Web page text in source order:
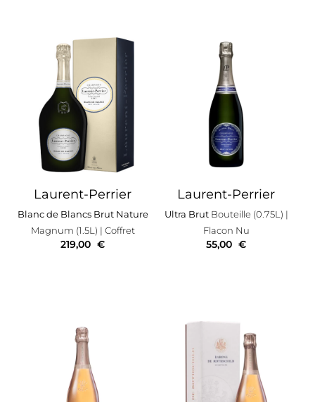
Laurent-Perrier
Blanc de Blancs Brut Nature
Magnum (1.5L) | Coffret
219,00 €
Laurent-Perrier
Ultra Brut Bouteille (0.75L) |
Flacon Nu
55,00 €